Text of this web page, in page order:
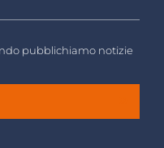
pubblichiamo notizie